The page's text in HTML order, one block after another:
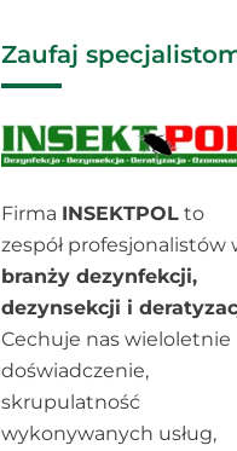
Zaufaj
Firma INSEKTPOL to
zespół profesjonalistów
branży dezynfekcji,
dezynsekcji i
Cechuje nas wieloletnie
doświadczenie,
skrupulatność
wykonywanych usług,